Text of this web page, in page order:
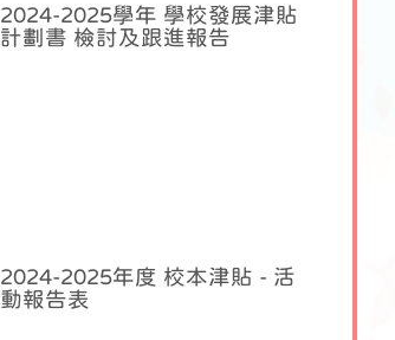
2024-2025學年 學校發展津貼
計劃書 檢討及跟進報告
2024-2025年度 校本津貼 - 活
動報告表